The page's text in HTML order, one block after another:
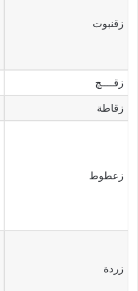
زقنبوت
زقــــچ
زقاطة
زعطوط
زردة